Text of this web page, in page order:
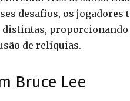
desafios, os
distintas,
de relíquias.
Bruce Lee